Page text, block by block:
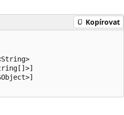
Kopírovat